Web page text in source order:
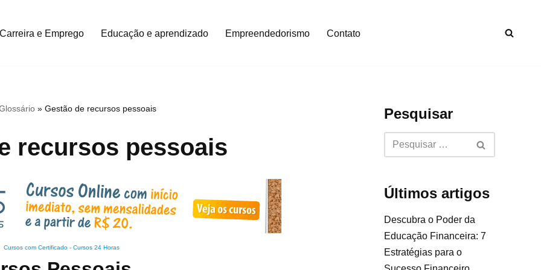
Carreira e Emprego Educação e aprendizado Empreendedorismo Contato
»Gestão de recursos pessoais
recursos pessoais
Cursos com Certificado- Cursos 24 Horas
Pesquisar
Últimos artigos
Descubra o Poder da
Educação Financeira: 7
Estratégias para o